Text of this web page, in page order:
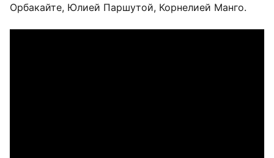
Орбакайте, Юлией Паршутой, Корнелией Манго.